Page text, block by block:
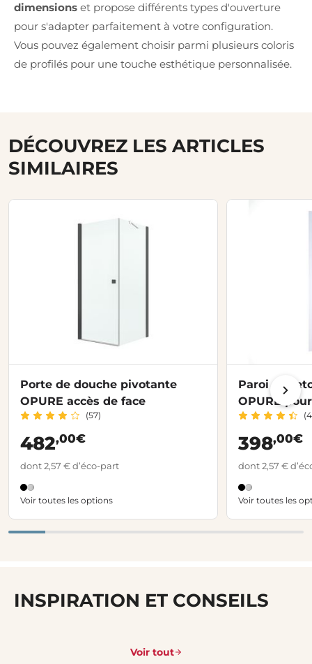
dimensions et propose différents types d'ouverture
pour s'adapter parfaitement à votre configuration.
Vous pouvez également choisir parmi plusieurs coloris
de profilés pour une touche esthétique personnalisée.
DÉCOUVREZ LES ARTICLES
SIMILAIRES
Porte de douche pivotante
OPURE accès de face
(57)
482,00€
dont 2,57 € d’éco-part
Voir toutes les options
Paroi de
OPURE
398,00€
dont 2,57 €
Voir toutes les
INSPIRATION ET CONSEILS
Voir tout